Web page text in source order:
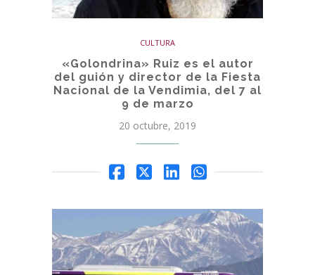
CULTURA
«Golondrina» Ruiz es el autor
del guión y director de la Fiesta
Nacional de la Vendimia, del 7 al
9 de marzo
20 octubre, 2019